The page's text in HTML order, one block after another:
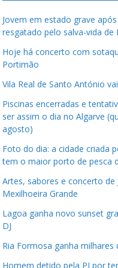
Jovem em estado grave
resgatado pelo salva-vida de
Hoje há concerto com
Portimão
Vila Real de Santo António
Piscinas encerradas e
ser assim o dia no Algarve
agosto)
Foto do dia: a cidade criada
tem o maior porto de pesca
Artes, sabores e concerto de
Mexilhoeira Grande
Lagoa ganha novo sunset
DJ
Ria Formosa ganha milhares
Homem detido pela PJ por